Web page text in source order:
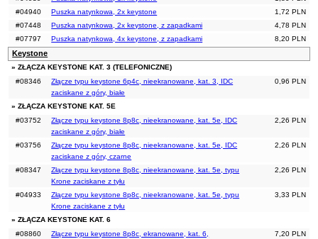
1,72 PLN
#04940
Puszka natynkowa, 2x keystone
4,78 PLN
#07448
Puszka natynkowa, 2x keystone, z zapadkami
8,20 PLN
#07797 Puszka natynkowa, 4x keystone, z zapadkami
Keystone
» ZŁĄCZA KEYSTONE KAT. 3 (TELEFONICZNE)
0,96 PLN
#08346
Złącze typu keystone 6p4c, nieekranowane, kat. 3, IDC
zaciskane z góry, białe
» ZŁĄCZA KEYSTONE KAT. 5E
2,26 PLN
#03752
Złącze typu keystone 8p8c, nieekranowane, kat. 5e, IDC
zaciskane z góry, białe
2,26 PLN
#03756
Złącze typu keystone 8p8c, nieekranowane, kat. 5e, IDC
zaciskane z góry, czarne
2,26 PLN
#08347
Złącze typu keystone 8p8c, nieekranowane, kat. 5e, typu
Krone zaciskane z tyłu
3,33 PLN
#04933
Złącze typu keystone 8p8c, nieekranowane, kat. 5e, typu
Krone zaciskane z tyłu
» ZŁĄCZA KEYSTONE KAT. 6
7,20 PLN
#08860
Złącze typu keystone 8p8c, ekranowane, kat. 6,